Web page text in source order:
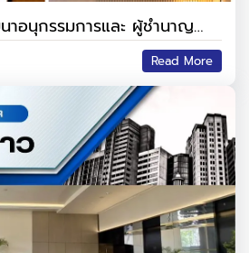
าอนุกรรมการและ ผู้ชำนาญ
สภาวิศวกร
Read More